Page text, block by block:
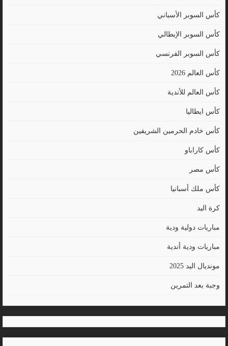
كأس السوبر الأسباني
كأس السوبر الإيطالي
كأس السوبر الفرنسي
كأس العالم 2026
كأس العالم للأندية
كأس ايطاليا
كأس خادم الحرمين الشريفين
كأس كاراباو
كأس مصر
كأس ملك أسبانيا
كرة اليد
مباريات دولية ودية
مباريات ودية أندية
مونديال اليد 2025
وجبة بعد التمرين